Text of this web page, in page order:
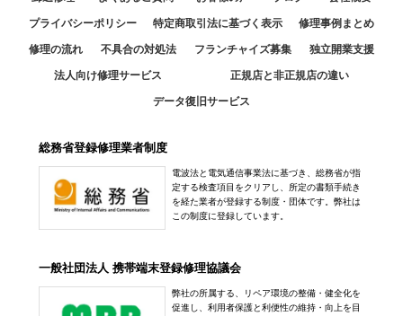
プライバシーポリシー 特定商取引法に基づく表示 修理事例まとめ
修理の流れ 不具合の対処法 フランチャイズ募集 独立開業支援
法人向け修理サービス 正規店と非正規店の違い
データ復旧サービス
総務省登録修理業者制度
電波法と電気通信事業法に基づき、総務省が指
定する検査項目をクリアし、所定の書類手続き
を経た業者が登録する制度・団体です。弊社は
この制度に登録しています。
一般社団法人 携帯端末登録修理協議会
弊社の所属する、リペア環境の整備・健全化を
促進し、利用者保護と利便性の維持・向上を目